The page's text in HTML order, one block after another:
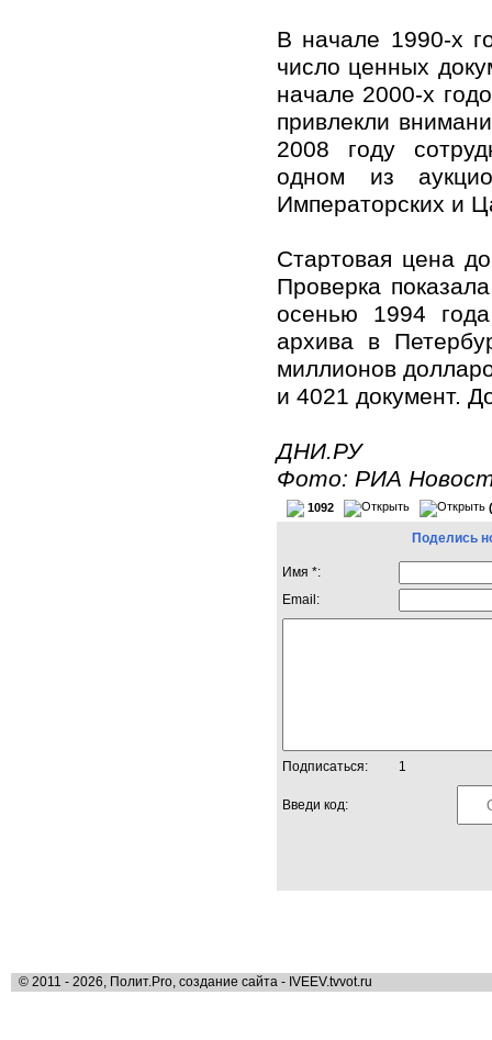
В начале 1990-х
число ценных
начале 2000-х
привлекли
2008 году
одном из
Императорских и
Стартовая цена
Проверка
осенью 1994 года
архива в
миллионов
и 4021 документ.
ДНИ.РУ
Фото: РИА
1092
Поделись
Имя *:
Email:
Подписаться: 1
Введи код:
© 2011 - 2026, Полит.Pro, создание сайта - IVEEV.tvvot.ru